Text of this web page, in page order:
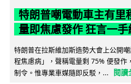
特朗普嘲電動車主有里
量即焦慮發作 狂言一
特朗普在拉斯維加斯造勢大會上公開
程焦慮病」，聲稱電量剩 75% 便發作
制令。惟專業車媒隨即反駁，...
閱讀